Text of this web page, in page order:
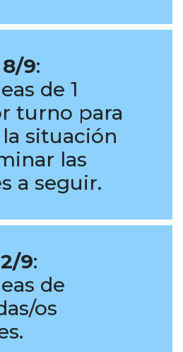
9:
de 1
turno para
situación
las
a seguir.
9:
de
os